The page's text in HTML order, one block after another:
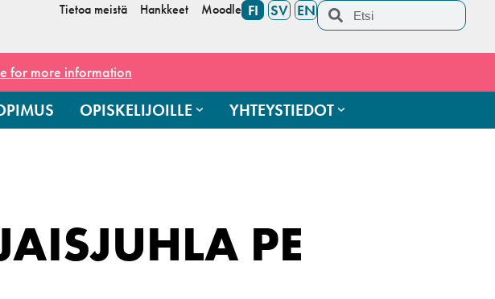
Tietoa meistä Hankkeet Moodle FI SV EN
for more information
OPISKELIJOILLE YHTEYSTIEDOT
PE